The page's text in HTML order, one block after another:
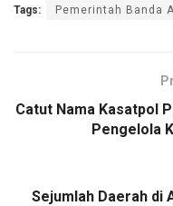
Tags: Pemerintah Banda
Catut Nama Kasatpol
Pengelola
Sejumlah Daerah di